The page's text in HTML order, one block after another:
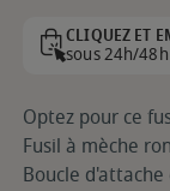
CLIQUEZ ET
sous 24h/48h
Optez pour ce
Fusil à mèche
Boucle